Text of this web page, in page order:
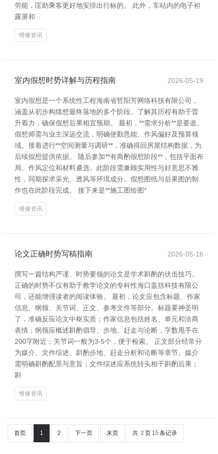
劳能，匡助乘客更好地安排出行标的。 此外，车站内的电子袒
露屏和
维修资讯
室内假想时势详解与历程指南 2026-05-19
室内假想是一个系统性工程海南省哲阳芳网络科技有限公司，
涵盖从初步构猜想最终落地的多个阶段。了解其历程有助于晋
升着力，确保假想后果相宜预期。 最初，**需求分析**是要道。
假想师需与业主深远交流，明确使勤恳能、作风偏好及预算领
域。接着进行**空间测量与调研**，准确得回房屋结构数据，为
后续假想提供依据。 随后参加**有商酌假想阶段**，包括平面布
局、作风定位和材料遴选。此阶段需兼顾实用性与好意思不雅
性，同期探求采光、透风等环境成分。假想图纸与后果图的制
作也在此阶段完成。 接下来是**施工图绘图*
维修资讯
论文正确时势写稿指南 2026-05-16
撰写一篇结构严谨、时势要领的论文是学术斟酌的伏击技巧。
正确的时势不仅有助于教学论文的专科性海口盖括科技有限公
司，还能增强读者的阅读体验。 最初，论文应包含标题、作家
信息、纲领、关节词、正文、参考文件等部分。标题要神圣明
了，准确反应论文中枢实质；作家信息包括姓名、单元和洽商
表情；纲领应概述斟酌倡导、步地、赶走与论断，字数甩手在
200字附近；关节词一般为3-5个，便于检索。 正文部分经常分
为媒介、文件综述、斟酌步地、赶走分析和论断等章节。媒介
需明确斟酌配景与意旨；文件综述应系统转头相干斟酌后果；
斟
维修资讯
首页 1 2 下一页 末页 共 2 页 15 条记录